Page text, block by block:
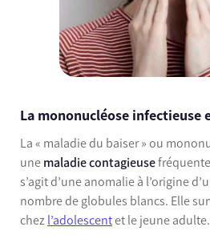
La mononucléose infectieuse
La « maladie du baiser » ou
une maladie contagieuse
s’agit d’une anomalie à l’origine
nombre de globules blancs. Elle
chez l’adolescentet le jeune adulte.